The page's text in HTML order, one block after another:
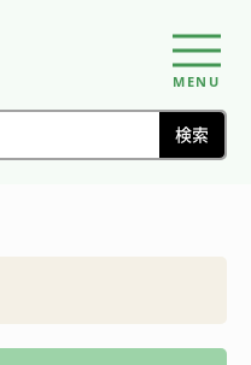
MENU